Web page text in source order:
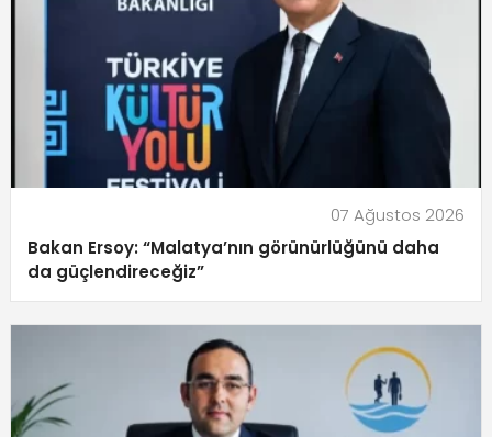
07 Ağustos 2026
Bakan Ersoy: “Malatya’nın görünürlüğünü daha
da güçlendireceğiz”